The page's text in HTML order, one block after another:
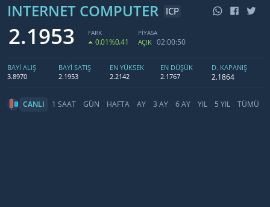
INTERNET COMPUTER ICP
2.1953 FARK
0.01%0.41
PİYASA
AÇIK 02:00:50
BAYİ ALIŞ
3.8970
BAYİ SATIŞ
2.1953
EN YÜKSEK
2.2142
EN DÜŞÜK
2.1767
D. KAPANIŞ
2.1864
CANLI 1 SAAT GÜN HAFTA AY 3 AY 6 AY YIL 5 YIL TÜMÜ